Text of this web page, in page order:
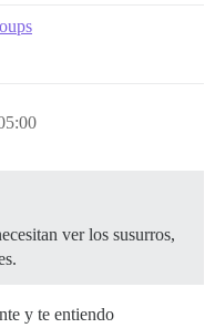
ver los susurros,
y te entiendo